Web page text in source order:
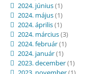
2024. június(1)
2024. május(1)
2024. április(1)
2024. március(3)
2024. február(1)
2024. január(1)
2023. december(1)